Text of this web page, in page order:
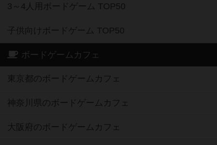
3～4人用ボードゲーム TOP50
子供向けボードゲーム TOP50
ボードゲームカフェ
東京都のボードゲームカフェ
神奈川県のボードゲームカフェ
大阪府のボードゲームカフェ